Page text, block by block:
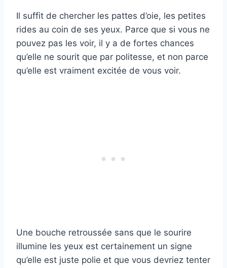
Il suffit de chercher les pattes d’oie, les petites
rides au coin de ses yeux. Parce que si vous ne
pouvez pas les voir, il y a de fortes chances
qu’elle ne sourit que par politesse, et non parce
qu’elle est vraiment excitée de vous voir.
Une bouche retroussée sans que le sourire
illumine les yeux est certainement un signe
qu’elle est juste polie et que vous devriez tenter